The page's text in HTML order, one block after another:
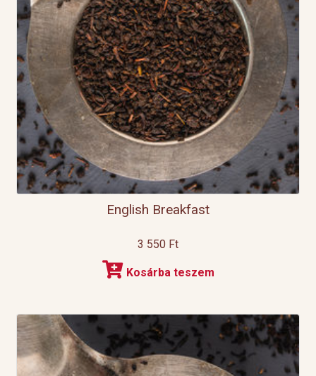
English Breakfast
3 550 Ft
Kosárba teszem